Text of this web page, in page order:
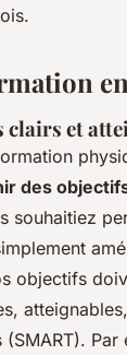
et
des
souhaitiez
objectifs
Par